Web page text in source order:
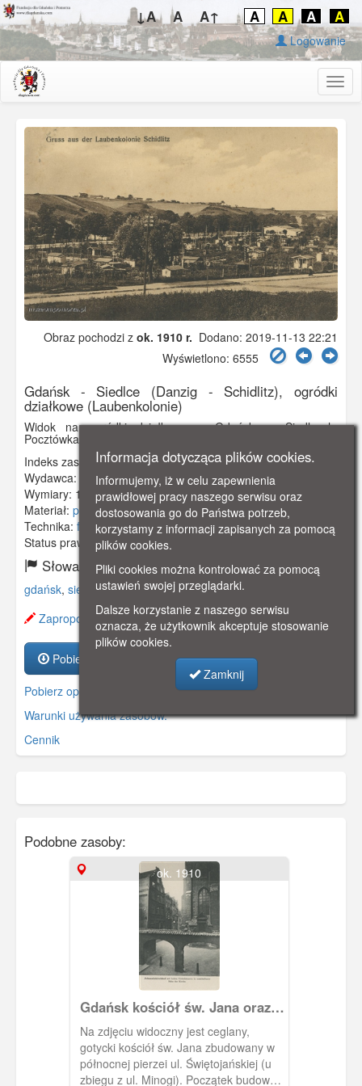
↓A A A↑ A A A A
Logowanie
Obraz pochodzi z ok. 1910 r. Dodano: 2019-11-13 22:21
Wyświetlono: 6555
Gdańsk - Siedlce (Danzig - Schidlitz), ogródki
działkowe (Laubenkolonie)
Widok na ogródki działkowe w Gdańsku - Siedlcach.
Pocztówka w obiegu od 30 IX 1917 r.
Indeks zasobu:GSP01941
Wydawca:
M. Bucksch , Danzig - Langfuhr
Wymiary: 138 x 86 mm
Materiał: pocztówka
Technika: fotografia czarno-biała
Status prawny:Użycie Niekomercyjne
Słowa kluczowe:
gdańsk, siedlce,ogródki działkowe,
Zaproponuj zmianę opisu.
Pobierz zasób
Pobierz opis
Warunki używania zasobów.
Cennik
Podobne zasoby:
ok. 1910
Gdańsk kościół św. Jana oraz
sąsiadujące z nim domy, Danzig
Johanniskirchof mit hohen
Giebelhäusern in unmittelbarer
Nähe der Kirche
Na zdjęciu widoczny jest ceglany,
gotycki kościół św. Jana zbudowany w
północnej pierzei ul. Świętojańskiej (u
zbiegu z ul. Minogi). Początek budowy
Informacja dotycząca plików cookies.
Informujemy, iż w celu zapewnienia
prawidłowej pracy naszego serwisu oraz
dostosowania go do Państwa potrzeb,
korzystamy z informacji zapisanych za pomocą
plików cookies.
Pliki cookies można kontrolować za pomocą
ustawień swojej przeglądarki.
Dalsze korzystanie z naszego serwisu
oznacza, że użytkownik akceptuje stosowanie
plików cookies.
Zamknij